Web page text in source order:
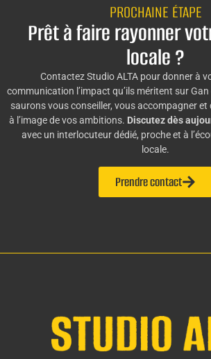
PROCHAINE ÉTAPE
Prêt à faire rayonner
locale ?
Contactez Studio ALTA pour donner à
communication l’impact qu’ils méritent sur
saurons vous conseiller, vous accompagner
à l’image de vos ambitions. Discutez dès
avec un interlocuteur dédié, proche et à
locale.
Prendre contact